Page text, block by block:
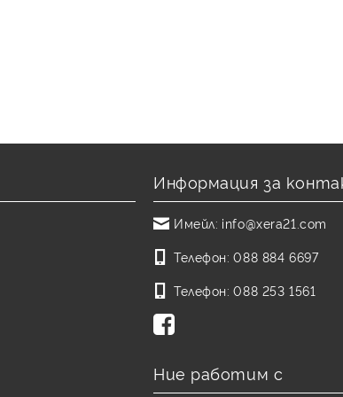
Информация за
Имейл: info@xera21.com
Телефон: 088 884 6697
Телефон: 088 253 1561
Ние работим с